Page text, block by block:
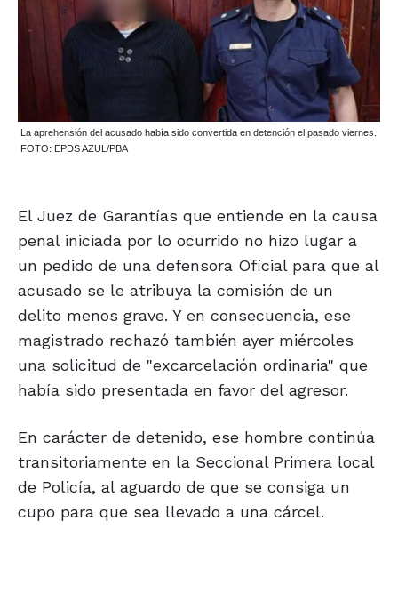
La aprehensión del acusado había sido convertida en detención el pasado viernes.
FOTO: EPDS AZUL/PBA
El Juez de Garantías que entiende en la causa
penal iniciada por lo ocurrido no hizo lugar a
un pedido de una defensora Oficial para que al
acusado se le atribuya la comisión de un
delito menos grave. Y en consecuencia, ese
magistrado rechazó también ayer miércoles
una solicitud de "excarcelación ordinaria" que
había sido presentada en favor del agresor.
En carácter de detenido, ese hombre continúa
transitoriamente en la Seccional Primera local
de Policía, al aguardo de que se consiga un
cupo para que sea llevado a una cárcel.